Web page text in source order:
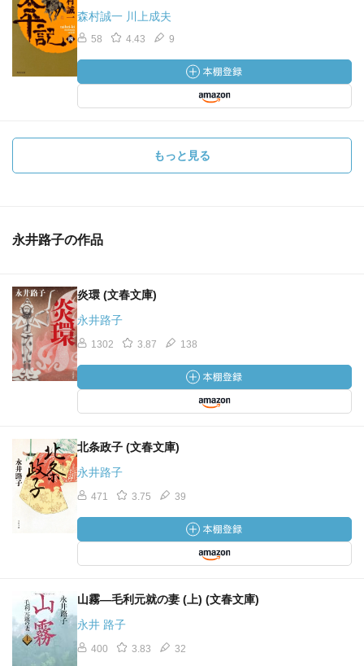
森村誠一 川上成夫
58 4.43 9
もっと見る
永井路子の作品
炎環 (文春文庫)
永井路子
1302 3.87 138
北条政子 (文春文庫)
永井路子
471 3.75 39
山霧―毛利元就の妻 (上) (文春文庫)
永井 路子
400 3.83 32